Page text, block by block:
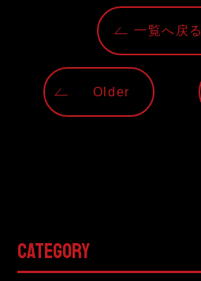
一覧へ戻る
Older
CATEGORY